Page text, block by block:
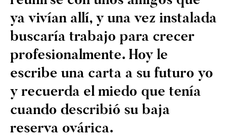
ya vivían allí, y una vez instalada
buscaría trabajo para crecer
profesionalmente. Hoy le
escribe una carta a su futuro yo
y recuerda el miedo que tenía
cuando describió su baja
reserva ovárica.